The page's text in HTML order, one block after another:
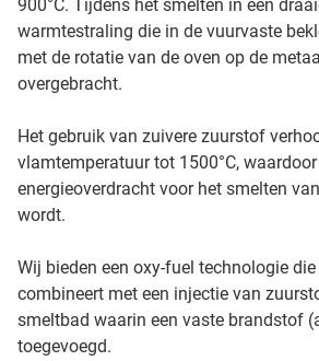
900°C. Tijdens het smelten in een
warmtestraling die in de vuurvaste
met de rotatie van de oven op de
overgebracht.
Het gebruik van zuivere zuurstof
vlamtemperatuur tot 1500°C,
energieoverdracht voor het smelten
wordt.
Wij bieden een oxy-fuel technologie
combineert met een injectie van
smeltbad waarin een vaste brandstof
toegevoegd.